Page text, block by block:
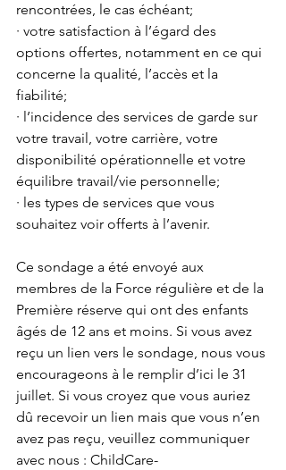
rencontrées, le cas échéant;
· votre satisfaction à l’égard des
options offertes, notamment en ce qui
concerne la qualité, l’accès et la
fiabilité;
· l’incidence des services de garde sur
votre travail, votre carrière, votre
disponibilité opérationnelle et votre
équilibre travail/vie personnelle;
· les types de services que vous
souhaitez voir offerts à l’avenir.
Ce sondage a été envoyé aux
membres de la Force régulière et de la
Première réserve qui ont des enfants
âgés de 12 ans et moins. Si vous avez
reçu un lien vers le sondage, nous vous
encourageons à le remplir d’ici le 31
juillet. Si vous croyez que vous auriez
dû recevoir un lien mais que vous n’en
avez pas reçu, veuillez communiquer
avec nous : ChildCare-